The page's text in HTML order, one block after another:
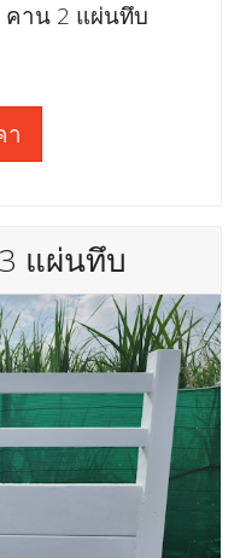
คาน 2 แผ่นทึบ
า
แผ่นทึบ